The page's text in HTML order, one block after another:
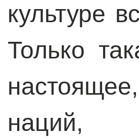
культуре
Только
наций,